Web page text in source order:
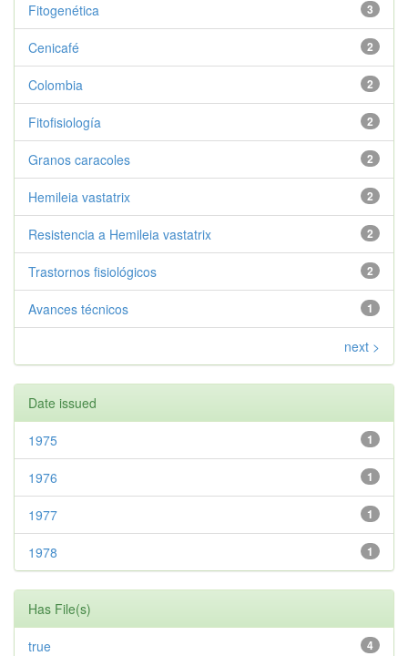
3
Fitogenética
2
Cenicafé
2
Colombia
2
Fitofisiología
2
Granos caracoles
2
Hemileia vastatrix
2
Resistencia a Hemileia vastatrix
2
Trastornos fisiológicos
1
Avances técnicos
next >
Date issued
1
1975
1
1976
1
1977
1
1978
Has File(s)
4
true